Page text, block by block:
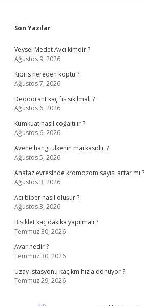
Sidebar
Son Yazılar
Veysel Medet Avcı kimdir ?
Ağustos 9, 2026
Kıbrıs nereden koptu ?
Ağustos 7, 2026
Deodorant kaç fıs sıkılmalı ?
Ağustos 6, 2026
Kumkuat nasıl çoğaltılır ?
Ağustos 6, 2026
Avene hangi ülkenin markasıdır ?
Ağustos 5, 2026
Anafaz evresinde kromozom sayısı artar mı ?
Ağustos 3, 2026
Acı biber nasıl oluşur ?
Ağustos 3, 2026
Bisiklet kaç dakika yapılmalı ?
Temmuz 30, 2026
Avar nedir ?
Temmuz 30, 2026
Uzay istasyonu kaç km hızla dönüyor ?
Temmuz 29, 2026